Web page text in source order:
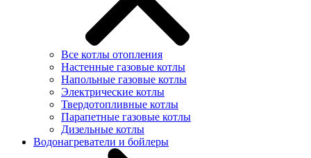
Все котлы отопления
Настенные газовые котлы
Напольные газовые котлы
Электрические котлы
Твердотопливные котлы
Парапетные газовые котлы
Дизельные котлы
Водонагреватели и бойлеры